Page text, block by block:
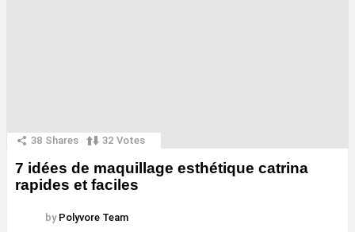
38 Shares 32 Votes
7 idées de maquillage esthétique catrina
rapides et faciles
by Polyvore Team